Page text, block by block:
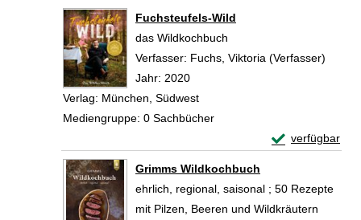
Fuchsteufels-Wild
das Wildkochbuch
Verfasser: Fuchs, Viktoria (Verfasser)
Jahr: 2020
Verlag: München, Südwest
Mediengruppe: 0 Sachbücher
verfügbar
Exemplar-
Grimms Wildkochbuch
ehrlich, regional, saisonal ; 50 Rezepte
mit Pilzen, Beeren und Wildkräutern